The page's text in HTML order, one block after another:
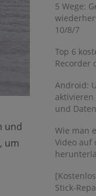
und
um
5 Wege:
10/8/7
Top 6
Recorder
Android:
und
Wie man
Video auf
Stick-